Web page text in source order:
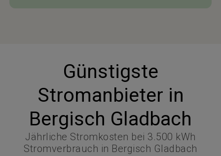
Günstigste
Stromanbieter in
Bergisch Gladbach
Jährliche Stromkosten bei 3.500 kWh
Stromverbrauch in Bergisch Gladbach